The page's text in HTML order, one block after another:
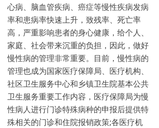
心病、脑血管疾病、癌症等慢性疾病发病
率和患病率快速上升，致残率、死亡率
高，严重影响患者的身心健康，给个人、
家庭、社会带来沉重的负担，因此，做好
慢性病的管理非常重要。目前，慢性病的
管理也成为国家医疗保障局、医疗机构、
社区卫生服务中心和乡镇卫生院基本公共
卫生服务重要工作内容，医疗保障局为慢
性病人进行门诊特殊病种的申报后提供特
殊相关的门诊和住院报销政策;各医疗机